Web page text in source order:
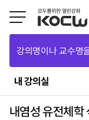
강의명이나 교수명
내 강의실
내염성 유전체학